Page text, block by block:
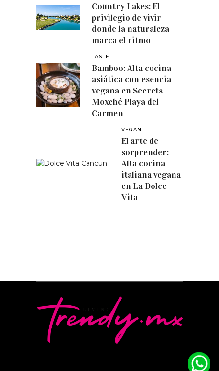
Country Lakes: El
privilegio de vivir
donde la naturaleza
marca el ritmo
TASTE
Bamboo: Alta cocina
asiática con esencia
vegana en Secrets
Moxché Playa del
Carmen
VEGAN
El arte de
sorprender:
Alta cocina
italiana vegana
en La Dolce
Vita